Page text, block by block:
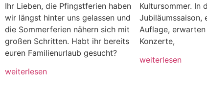
Ihr Lieben, die Pfingstferien haben
wir längst hinter uns gelassen und
die Sommerferien nähern sich mit
großen Schritten. Habt ihr bereits
euren Familienurlaub gesucht?
weiterlesen
Kultursommer. In
Jubiläumssaison,
Auflage,
Konzerte,
weiterlesen